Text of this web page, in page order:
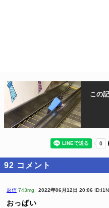
この
92 コメント
返信 743mg 2022年06月12日 20:06
おっぱい